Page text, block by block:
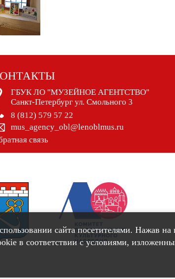
ГБУК ЛО "МУЗЕЙНОЕ АГЕНТСТВО"
Санкт-Петербург ул. Смольного 3
8 (812) 579 57 22
mus_agency_obl@lenoblmus.ru
связь
сайта посетителями. Нажав на
в соответствии с условиями,